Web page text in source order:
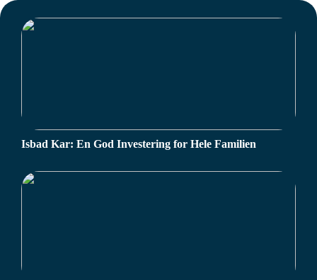
Isbad Kar: En God Investering for Hele Familien